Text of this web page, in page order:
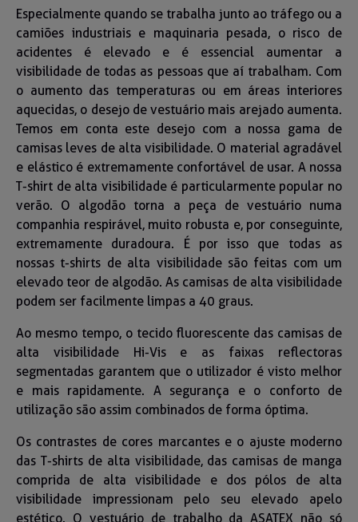
Especialmente quando se trabalha junto ao tráfego ou a
camiões industriais e maquinaria pesada, o risco de
acidentes é elevado e é essencial aumentar a
visibilidade de todas as pessoas que aí trabalham. Com
o aumento das temperaturas ou em áreas interiores
aquecidas, o desejo de vestuário mais arejado aumenta.
Temos em conta este desejo com a nossa gama de
camisas leves de alta visibilidade. O material agradável
e elástico é extremamente confortável de usar. A nossa
T-shirt de alta visibilidade é particularmente popular no
verão. O algodão torna a peça de vestuário numa
companhia respirável, muito robusta e, por conseguinte,
extremamente duradoura. É por isso que todas as
nossas t-shirts de alta visibilidade são feitas com um
elevado teor de algodão. As camisas de alta visibilidade
podem ser facilmente limpas a 40 graus.
Ao mesmo tempo, o tecido fluorescente das camisas de
alta visibilidade Hi-Vis e as faixas reflectoras
segmentadas garantem que o utilizador é visto melhor
e mais rapidamente. A segurança e o conforto de
utilização são assim combinados de forma óptima.
Os contrastes de cores marcantes e o ajuste moderno
das T-shirts de alta visibilidade, das camisas de manga
comprida de alta visibilidade e dos pólos de alta
visibilidade impressionam pelo seu elevado apelo
estético. O vestuário de trabalho da ASATEX não só